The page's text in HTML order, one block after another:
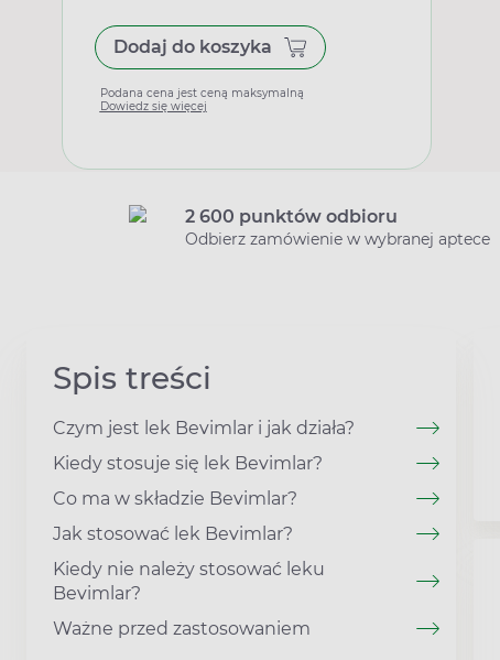
Dodaj do koszyka
Podana cena jest ceną maksymalną
Dowiedz się więcej
2 600 punktów odbioru
Odbierz zamówienie w wybranej aptece
Spis treści
Czym jest lek Bevimlar i jak działa?
Kiedy stosuje się lek Bevimlar?
Co ma w składzie Bevimlar?
Jak stosować lek Bevimlar?
Kiedy nie należy stosować leku
Bevimlar?
Ważne przed zastosowaniem